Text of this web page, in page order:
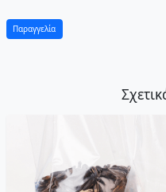
Παραγγελία